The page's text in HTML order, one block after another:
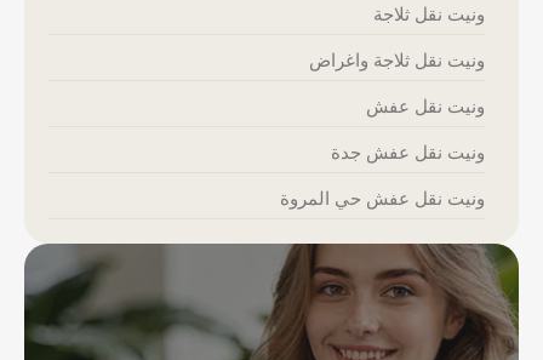
ونيت نقل ثلاجة
ونيت نقل ثلاجة واغراض
ونيت نقل عفش
ونيت نقل عفش جدة
ونيت نقل عفش حي المروة